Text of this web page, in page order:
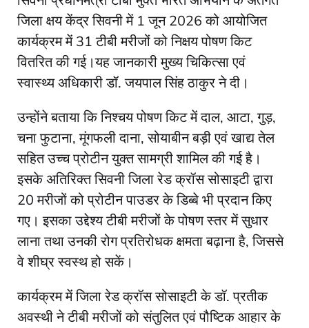
जिला क्षय केंद्र सिवनी में 1 जून 2026 को आयोजित
कार्यक्रम में 31 टीबी मरीजों को निक्षय पोषण किट
वितरित की गई।यह जानकारी मुख्य चिकित्सा एवं
स्वास्थ्य अधिकारी डॉ. जयपाल सिंह ठाकुर ने दी।
उन्होंने बताया कि निश्चय पोषण किट में दाल, आटा, गुड़,
चना फुटाना, मूंगफली दाना, सोयाबीन बड़ी एवं खाद्य तेल
सहित उच्च प्रोटीन युक्त सामग्री शामिल की गई है।
इसके अतिरिक्त सिवनी जिला रेड क्रॉस सोसाइटी द्वारा
20 मरीजों को प्रोटीन पाउडर के डिब्बे भी प्रदान किए
गए। इसका उद्देश्य टीबी मरीजों के पोषण स्तर में सुधार
लाना तथा उनकी रोग प्रतिरोधक क्षमता बढ़ाना है, जिससे
वे शीघ्र स्वस्थ हो सकें।
कार्यक्रम में जिला रेड क्रॉस सोसाइटी के डॉ. प्रतीक
अवस्थी ने टीबी मरीजों को संतुलित एवं पौष्टिक आहार के